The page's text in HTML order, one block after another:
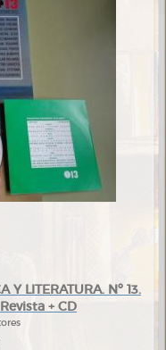
Y LITERATURA. Nº 13.
+ CD